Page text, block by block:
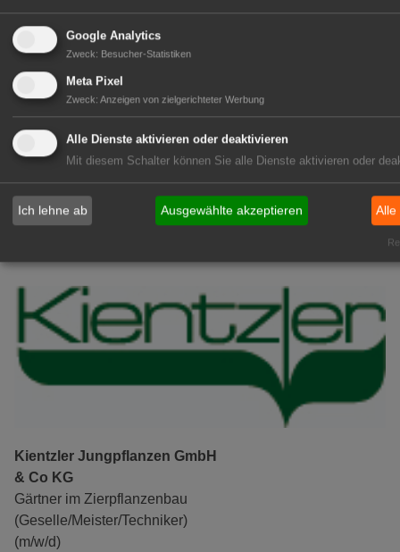
07.
Aug
Niedersachsen: Lieblingsbeere ist die
Heidelbeere
07. Aug FLORUM 2026: 27 Fachaussteller
Aug
Gartenbau-Versicherung: Erneut mit
Assekurata-Reating A++
ausgezeichnet
07. Aug SYLVA: Baumschule seit 250 Jahren
Kientzler Jungpflanzen GmbH
& Co KG
Gärtner im Zierpflanzenbau
(Geselle/Meister/Techniker)
(m/w/d)
Google Analytics
Zweck: Besucher-Statistiken
Meta Pixel
Zweck: Anzeigen von zielgerichteter Werbung
Alle Dienste aktivieren oder deaktivieren
Mit diesem Schalter können Sie alle Dienste aktivieren oder
Ich lehne ab Ausgewählte akzeptieren Alle